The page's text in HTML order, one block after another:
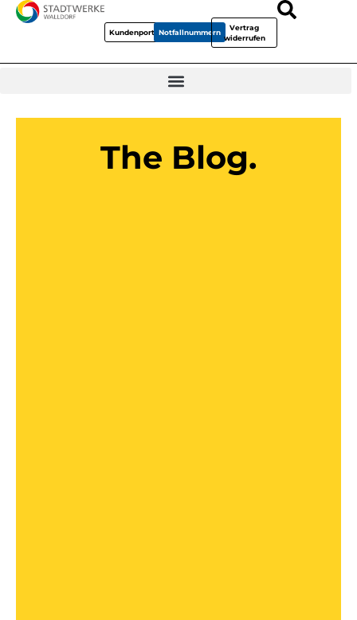
KundenportalNotfallnummern
Vertrag
widerrufen
The Blog.